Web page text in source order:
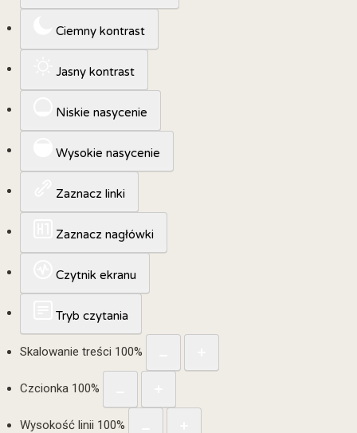
Ciemny kontrast
Jasny kontrast
Niskie nasycenie
Wysokie nasycenie
Zaznacz linki
Zaznacz nagłówki
Czytnik ekranu
Tryb czytania
Skalowanie treści 100%
Czcionka 100%
Wysokość linii 100%